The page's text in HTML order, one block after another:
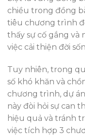
chiều trong đồng
tiêu chương trình
thấy sự cố gắng và
việc cải thiện đời
Tuy nhiên, trong
số khó khăn và
chương trình, dự
này đòi hỏi sự can
hiệu quả và tránh
việc tích hợp 3